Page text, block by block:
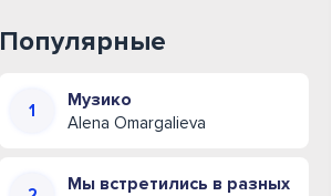
Популярные
Музико
Alena Omargalieva
Мы встретились в разных